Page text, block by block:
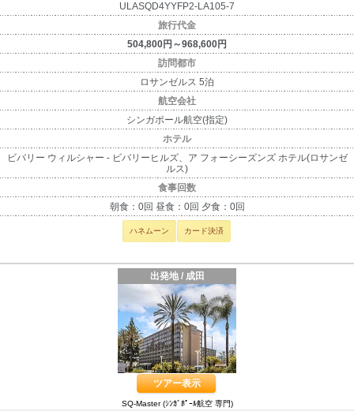
ULASQD4YYFP2-LA105-7
旅行代金
504,800円～968,600円
訪問都市
ロサンゼルス 5泊
航空会社
シンガポール航空(指定)
ホテル
ビバリー ウィルシャー - ビバリーヒルズ、ア フォーシーズンズ ホテル(ロサンゼ
ルス)
食事回数
朝食：0回 昼食：0回 夕食：0回
ハネムーン カード決済
出発地 / 成田
ツアー表示
SQ-Master (ｼﾝｶﾞﾎﾟｰﾙ航空 専門)